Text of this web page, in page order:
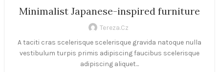
Minimalist Japanese-inspired furniture
Tereza.cz
A taciti cras scelerisque scelerisque gravida natoque nulla
vestibulum turpis primis adipiscing faucibus scelerisque
adipiscing aliquet...